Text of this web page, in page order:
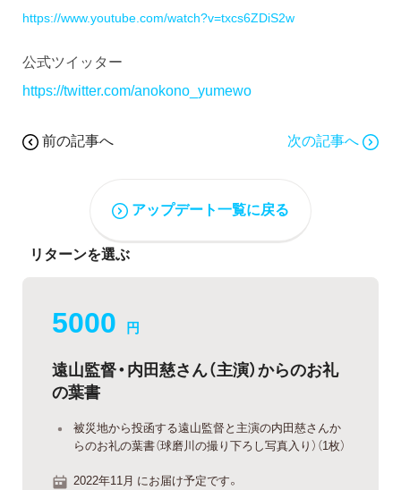
https://www.youtube.com/watch?v=txcs6ZDiS2w
公式ツイッター
https://twitter.com/anokono_yumewo
前の記事へ 次の記事へ
アップデート一覧に戻る
リターンを選ぶ
5000 円
遠山監督・内田慈さん（主演）からのお礼
の葉書
被災地から投函する遠山監督と主演の内田慈さんか
らのお礼の葉書（球磨川の撮り下ろし写真入り）（1枚）
2022年11月 にお届け予定です。